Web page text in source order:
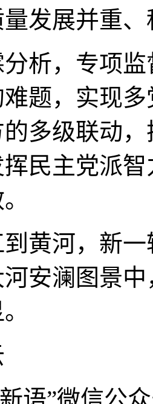
发展并重
析，专项
题，实现
多级联动
民主党派
到黄河，新
安澜图景